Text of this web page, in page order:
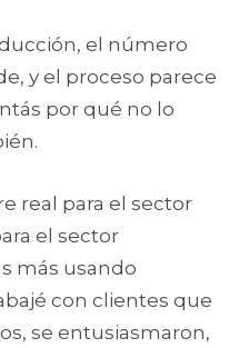
el número
y el proceso parece
por qué no lo
real para el sector
el sector
más usando
con clientes que
se entusiasmaron,